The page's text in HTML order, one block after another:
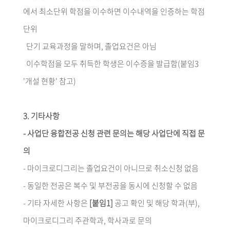
에서 최소단위 학점을 이수하면 이수내역을 인증하는 학점
단위
단기 교육과정을 말하며, 졸업요건은 아님
이수학점을 모두 취득한 학생은 이수증을 발급함(붙임3
'개설 현황' 참고)
3.기타사항
-사업단 융합전공 신청 관련 문의는 해당 사업단에 직접 문
의
-마이크로디그리는 졸업요건이 아니므로 취소신청 없음
-동일한 전공은 복수 및 부전공을 동시에 신청할 수 없음
-기타 자세한 사항은 [붙임1] 공고 확인 및 해당 학과(부),
마이크로디그리 주관학과, 학사과로 문의